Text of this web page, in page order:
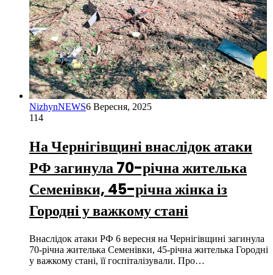
NizhynNEWS6 Вересня, 2025
114
На Чернігівщині внаслідок атаки
РФ загинула 70-річна жителька
Семенівки, 45-річна жінка із
Городні у важкому стані
Внаслідок атаки РФ 6 вересня на Чернігівщині загинула
70-річна жителька Семенівки, 45-річна жителька Городні
у важкому стані, її госпіталізували. Про…